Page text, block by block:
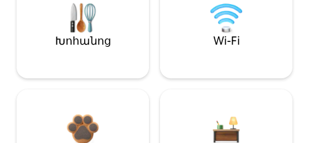
Խոհանոց Wi-Fi